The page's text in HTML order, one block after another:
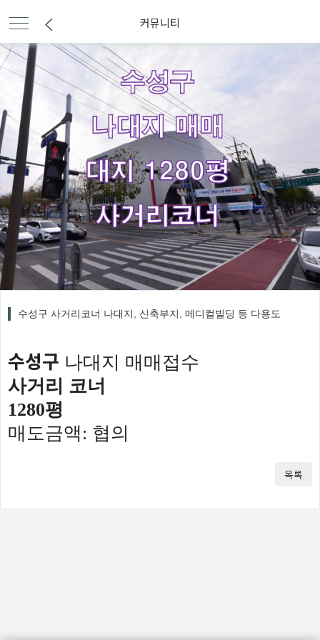
커뮤니티
수성구 사거리코너 나대지, 신축부지, 메디컬빌딩 등 다용도
수성구 나대지 매매접수
사거리 코너
1280평
매도금액: 협의
목록